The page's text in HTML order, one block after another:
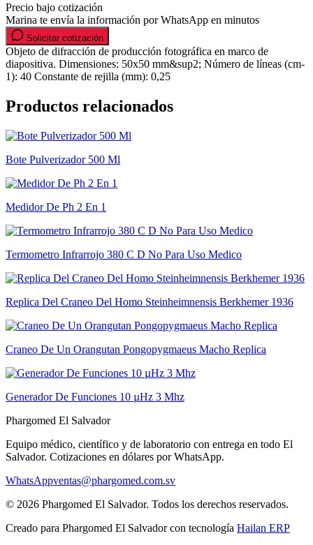
Precio bajo cotización
Marina te envía la información por WhatsApp en minutos
Solicitar cotización
Objeto de difracción de producción fotográfica en marco de
diapositiva. Dimensiones: 50x50 mm&sup2; Número de líneas (cm-
1): 40 Constante de rejilla (mm): 0,25
Productos relacionados
Bote Pulverizador 500 Ml
Medidor De Ph 2 En 1
Termometro Infrarrojo 380 C D No Para Uso Medico
Replica Del Craneo Del Homo Steinheimnensis Berkhemer 1936
Craneo De Un Orangutan Pongopygmaeus Macho Replica
Generador De Funciones 10 µHz 3 Mhz
Phargomed El Salvador
Equipo médico, científico y de laboratorio con entrega en todo El
Salvador. Cotizaciones en dólares por WhatsApp.
WhatsAppventas@phargomed.com.sv
© 2026 Phargomed El Salvador. Todos los derechos reservados.
Creado para Phargomed El Salvadorcon tecnología Hailan ERP